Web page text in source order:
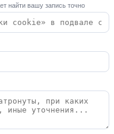
найти вашу запись точно